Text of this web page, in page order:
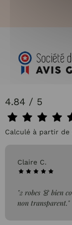
4.84 / 5
Calculé à partir de
Claire C.
"2 robes 👗 bien
non transparent."